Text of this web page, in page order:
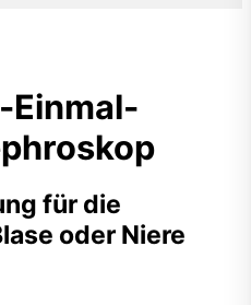
Einmal-
für die
oder Niere